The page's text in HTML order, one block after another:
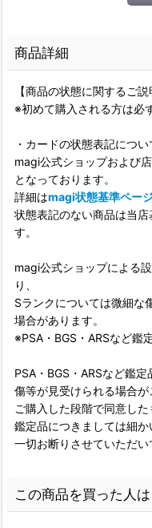
商品詳細
【商品の状態に関するご説
※初めて購入される方は必
・カードの状態表記につい
magi公式ショップおよび
となっております。
詳細はmagi状態基準ペー
状態表記のない商品は当
す。
magi公式ショップによる
り、
Sランクについては微細な
場合があります。
※PSA・BGS・ARSなど鑑
PSA・BGS・ARSなど鑑
傷等が見受けられる場合が
ご購入した段階で同意した
鑑定品につきましては細
一切お断りさせていただい
この商品を買った人